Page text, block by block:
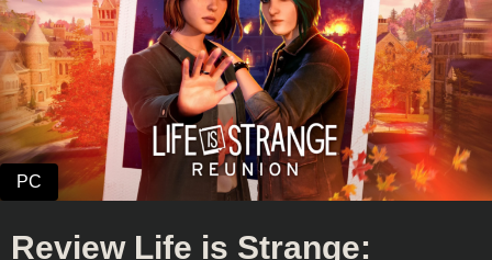
Review Life is Strange: